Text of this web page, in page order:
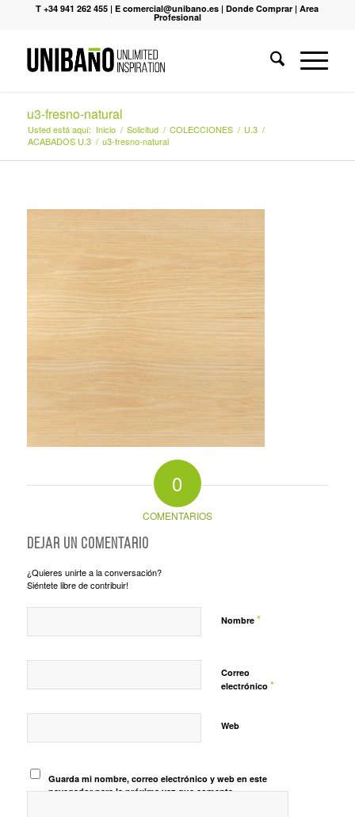
T +34 941 262 455 |E comercial@unibano.es |Donde Comprar |Area
Profesional
u3-fresno-natural
Usted está aquí: Inicio / Solicitud / COLECCIONES / U.3 /
ACABADOS U.3 / u3-fresno-natural
0
COMENTARIOS
Dejar un comentario
¿Quieres unirte a la conversación?
Siéntete libre de contribuir!
Nombre *
Correo
electrónico *
Web
Guarda mi nombre, correo electrónico y web en este
navegador para la próxima vez que comente.